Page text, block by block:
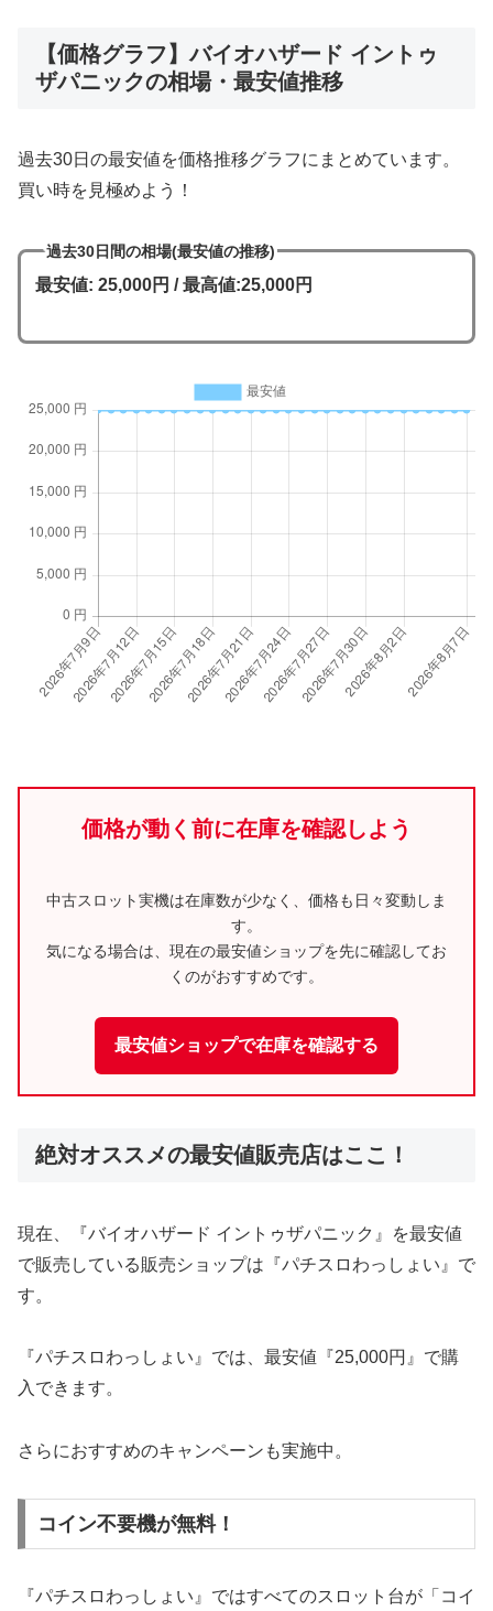
【価格グラフ】バイオハザード イントゥ
ザパニックの相場・最安値推移
過去30日の最安値を価格推移グラフにまとめています。
買い時を見極めよう！
過去30日間の相場(最安値の推移)
最安値: 25,000円 / 最高値:25,000円
価格が動く前に在庫を確認しよう
中古スロット実機は在庫数が少なく、価格も日々変動しま
す。
気になる場合は、現在の最安値ショップを先に確認してお
くのがおすすめです。
最安値ショップで在庫を確認する
絶対オススメの最安値販売店はここ！
現在、『バイオハザード イントゥザパニック』を最安値
で販売している販売ショップは『パチスロわっしょい』で
す。
『パチスロわっしょい』では、最安値『25,000円』で購
入できます。
さらにおすすめのキャンペーンも実施中。
コイン不要機が無料！
『パチスロわっしょい』ではすべてのスロット台が「コイ